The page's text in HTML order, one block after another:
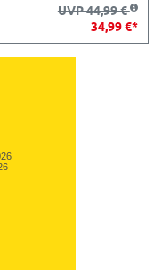
UVP 44,99 €
34,99 €*
wieder.